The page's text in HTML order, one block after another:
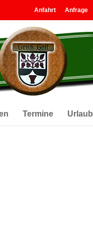
Anfahrt Anfrage
Termine Urlaub